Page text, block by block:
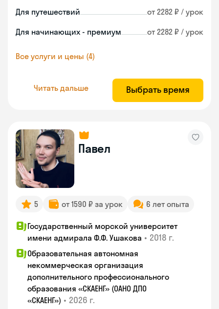
Для путешествий от 2282 ₽ / урок
Для начинающих - премиум от 2282 ₽ / урок
Все услуги и цены (4)
Читать дальше Выбрать время
Павел
5 от 1590 ₽ за урок 6 лет опыта
Государственный морской университет
имени адмирала Ф.Ф. Ушакова • 2018 г.
Образовательная автономная
некоммерческая организация
дополнительного профессионального
образования «СКАЕНГ» (ОАНО ДПО
«СКАЕНГ») • 2026 г.